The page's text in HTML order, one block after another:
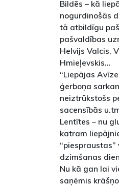
Bildēs – kā
nogurdinošās
tā atbildīgu
pašvaldības
Helvijs Valcis,
Hmieļevskis...
“Liepājas
ģerboņa
neiztrūkstošs
sacensībās
Lentītes – nu
katram
dzimšanas
Nu kā gan lai
saņēmis